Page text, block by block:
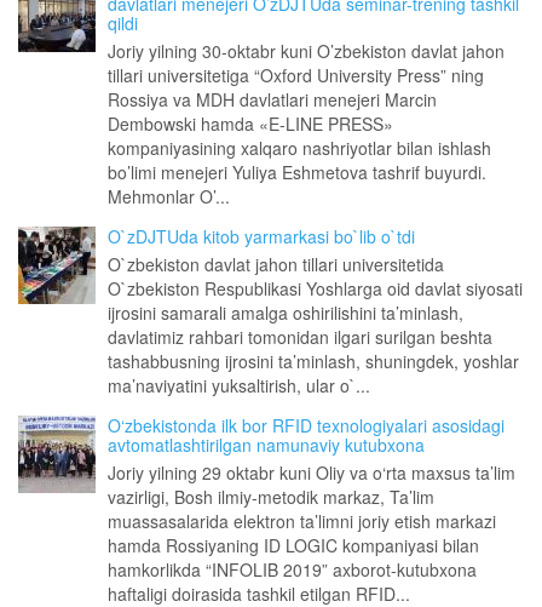
qildi
Joriy yilning 30-oktabr kuni O’zbekiston davlat jahon
tillari universitetiga “Oxford University Press” ning
Rossiya va MDH davlatlari menejeri Marcin
Dembowski hamda «E-LINE PRESS»
kompaniyasining xalqaro nashriyotlar bilan ishlash
bo’limi menejeri Yuliya Eshmetova tashrif buyurdi.
Mehmonlar O’...
O`zDJTUda kitob yarmarkasi bo`lib o`tdi
O`zbekiston davlat jahon tillari universitetida
O`zbekiston Respublikasi Yoshlarga oid davlat siyosati
ijrosini samarali amalga oshirilishini ta’minlash,
davlatimiz rahbari tomonidan ilgari surilgan beshta
tashabbusning ijrosini ta’minlash, shuningdek, yoshlar
ma’naviyatini yuksaltirish, ular o`...
O‘zbekistonda ilk bor RFID texnologiyalari asosidagi
avtomatlashtirilgan namunaviy kutubxona
Joriy yilning 29 oktabr kuni Oliy va o‘rta maxsus ta’lim
vazirligi, Bosh ilmiy-metodik markaz, Ta’lim
muassasalarida elektron ta’limni joriy etish markazi
hamda Rossiyaning ID LOGIC kompaniyasi bilan
hamkorlikda “INFOLIB 2019” axborot-kutubxona
haftaligi doirasida tashkil etilgan RFID...